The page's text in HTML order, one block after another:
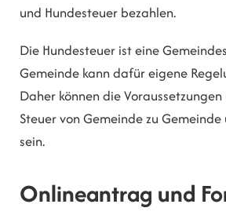
und Hundesteuer bezahlen.
Die Hundesteuer ist eine
Gemeinde kann dafür eigene
Daher können die
Steuer von Gemeinde zu
sein.
Onlineantrag und